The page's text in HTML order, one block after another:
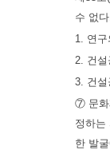
수 없
1. 연
2. 건설
3. 건설
⑦ 문화
정하는
한 발